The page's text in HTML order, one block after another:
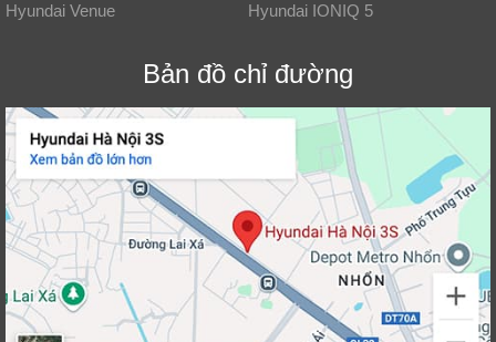
Hyundai Venue
Hyundai IONIQ 5
Bản đồ chỉ đường